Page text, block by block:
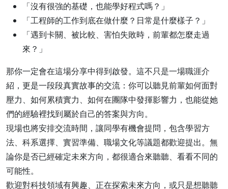
「沒有很強的基礎，也能學好程式嗎？」
「工程師的工作到底在做什麼？日常是什麼樣子？」
「遇到卡關、被比較、害怕失敗時，前輩都怎麼走過
來？」
那你一定會在這場分享中得到啟發。這不只是一場職涯介
紹，更是一段段真實故事的交流：你可以聽見前輩如何面對
壓力、如何累積實力、如何在團隊中發揮影響力，也能從她
們的經驗裡找到屬於自己的答案與方向。
現場也將安排交流時間，讓同學有機會提問，包含學習方
法、科系選擇、實習準備、職場文化等議題都歡迎提出。無
論你是否已經確定未來方向，都很適合來聽聽、看看不同的
可能性。
歡迎對科技領域有興趣、正在探索未來方向，或只是想聽聽